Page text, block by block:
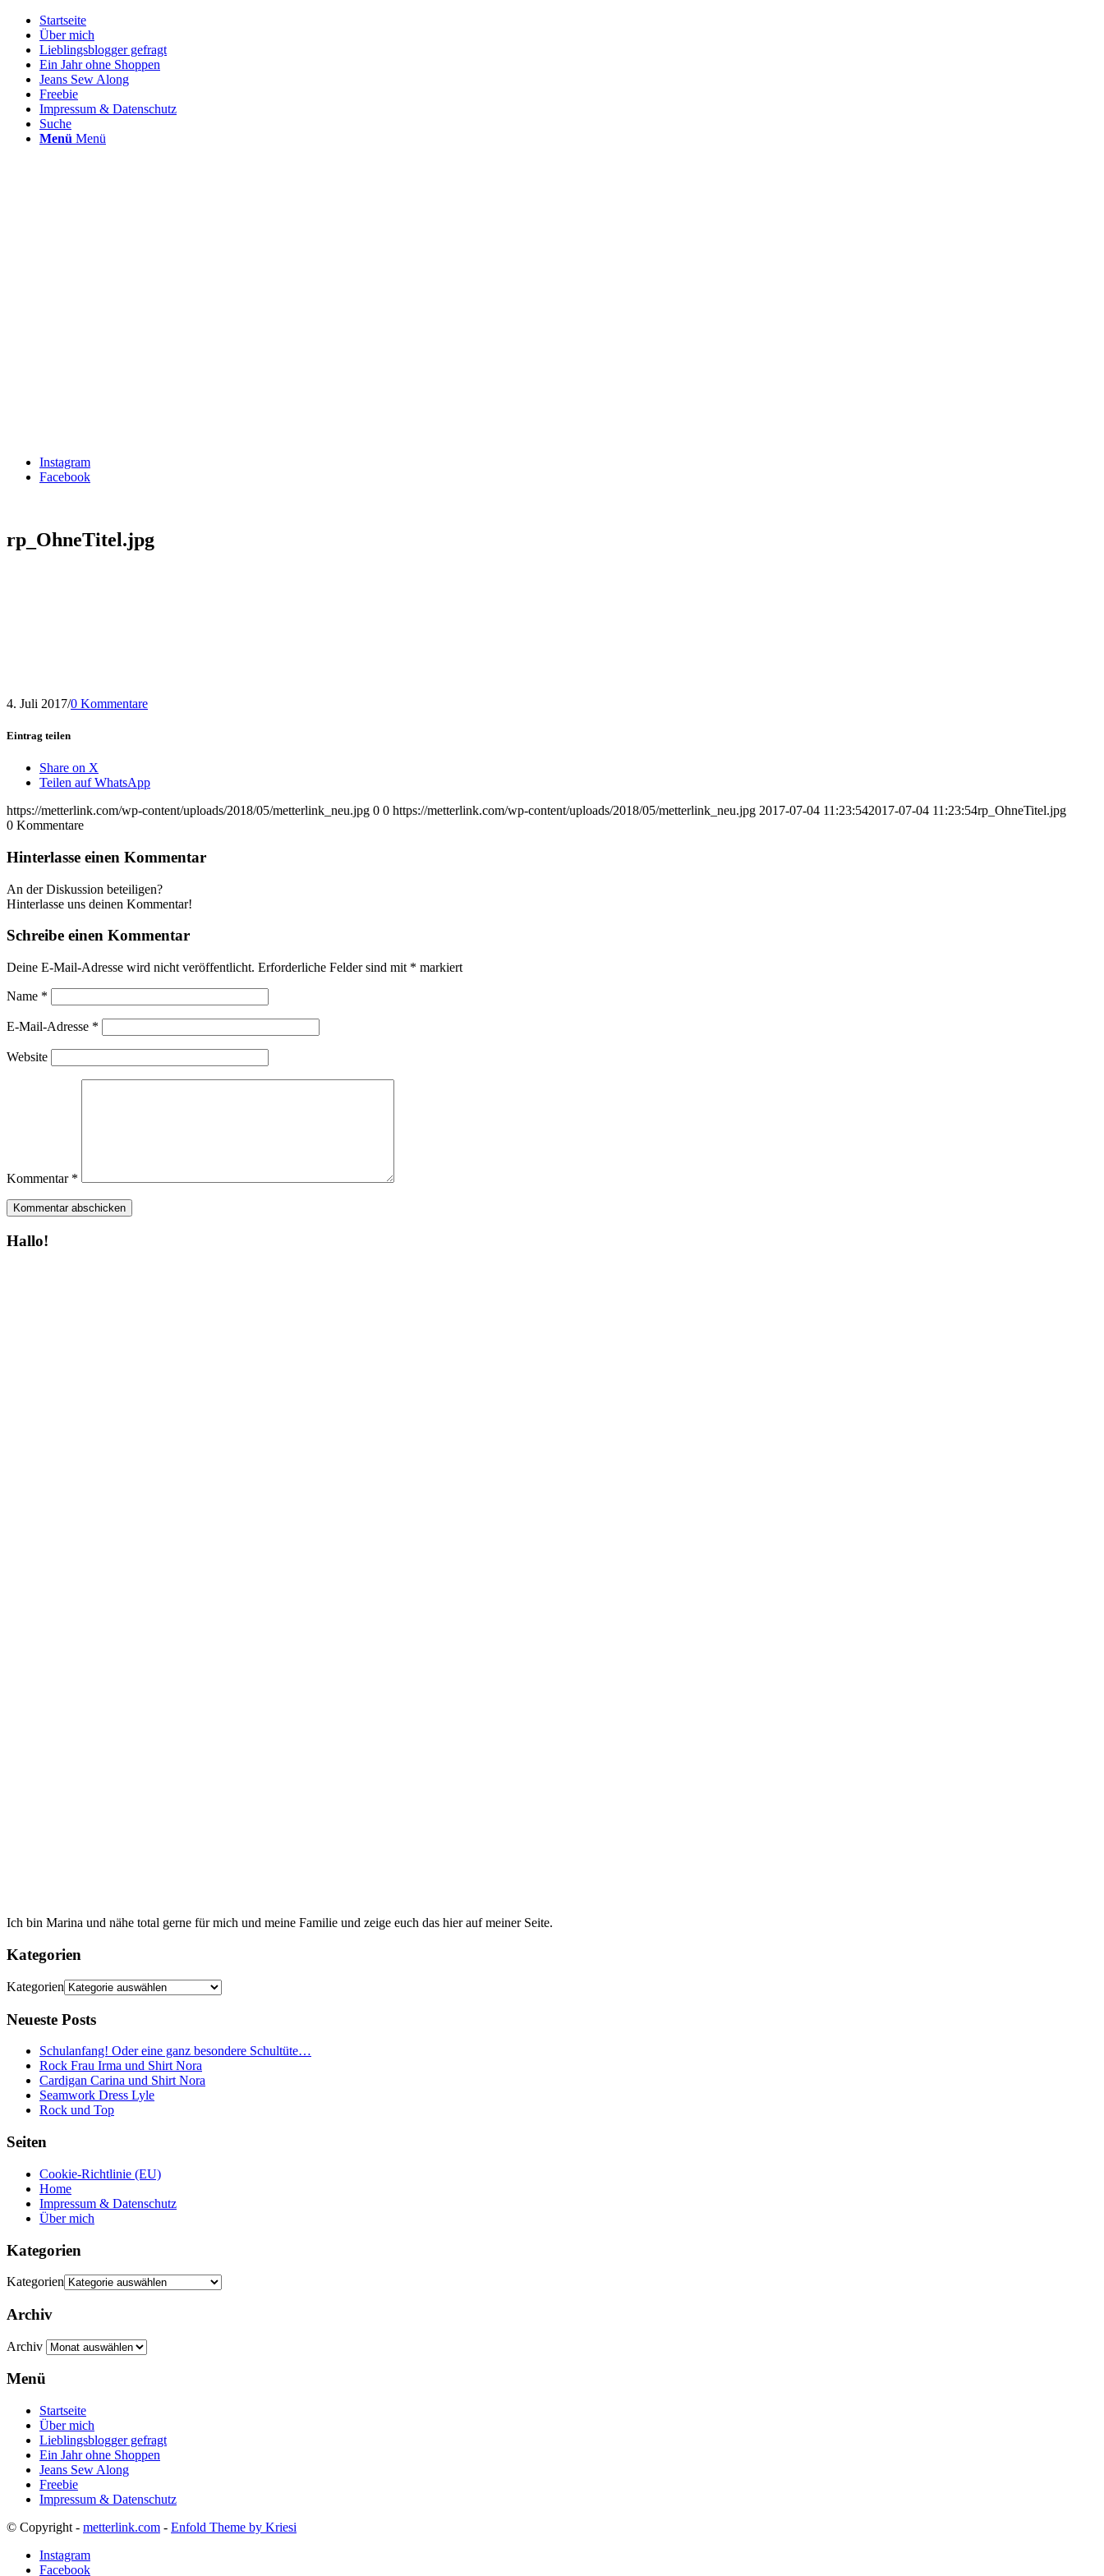
Startseite
Über mich
Lieblingsblogger gefragt
Ein Jahr ohne Shoppen
Jeans Sew Along
Freebie
Impressum & Datenschutz
Suche
Menü Menü
Instagram
Facebook
rp_OhneTitel.jpg
4. Juli 2017/0 Kommentare
Eintrag teilen
Share on X
Teilen auf WhatsApp
https://metterlink.com/wp-content/uploads/2018/05/metterlink_neu.jpg 0 0 https://metterlink.com/wp-content/uploads/2018/05/metterlink_neu.jpg 2017-07-04 11:23:542017-07-04 11:23:54rp_OhneTitel.jpg
0 Kommentare
Hinterlasse einen Kommentar
An der Diskussion beteiligen?
Hinterlasse uns deinen Kommentar!
Schreibe einen Kommentar
Deine E-Mail-Adresse wird nicht veröffentlicht. Erforderliche Felder sind mit * markiert
Name *
E-Mail-Adresse *
Website
Kommentar *
Hallo!
Ich bin Marina und nähe total gerne für mich und meine Familie und zeige euch das hier auf meiner Seite.
Kategorien
Kategorien
Neueste Posts
Schulanfang! Oder eine ganz besondere Schultüte…
Rock Frau Irma und Shirt Nora
Cardigan Carina und Shirt Nora
Seamwork Dress Lyle
Rock und Top
Seiten
Cookie-Richtlinie (EU)
Home
Impressum & Datenschutz
Über mich
Kategorien
Kategorien
Archiv
Archiv
Menü
Startseite
Über mich
Lieblingsblogger gefragt
Ein Jahr ohne Shoppen
Jeans Sew Along
Freebie
Impressum & Datenschutz
© Copyright - metterlink.com - Enfold Theme by Kriesi
Instagram
Facebook